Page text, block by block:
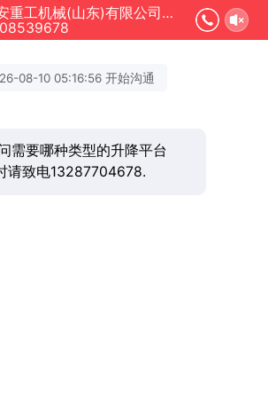
礼安重工机械(山东)有限公司正在为您服务
08-10 05:16:56 开始沟通
需要哪种类型的升降平台
请致电13287704678.